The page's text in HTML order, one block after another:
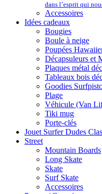
dans l’esprit qui
Accessoires
Idées cadeaux
Bougies
Boule à neige
Poupées
Décapsuleurs et
Plaques métal
Tableaux bois
Goodies
Plage
Véhicule (Van
Tiki mug
Porte-clés
Jouet Surfer Dudes
Street
Mountain Boards
Long Skate
Skate
Surf Skate
Accessoires